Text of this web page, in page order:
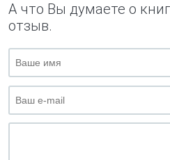
А что Вы думаете о
отзыв.